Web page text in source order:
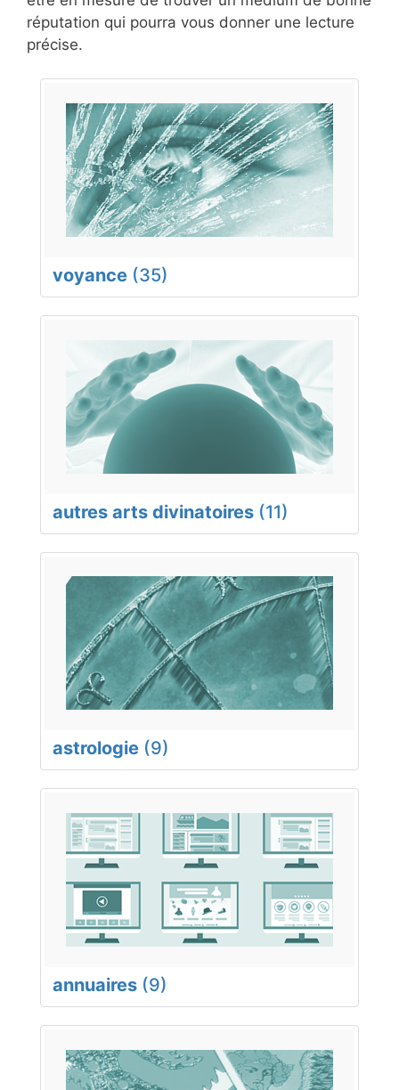
réputation qui pourra vous donner une lecture
précise.
voyance (35)
autres arts divinatoires (11)
astrologie (9)
annuaires (9)